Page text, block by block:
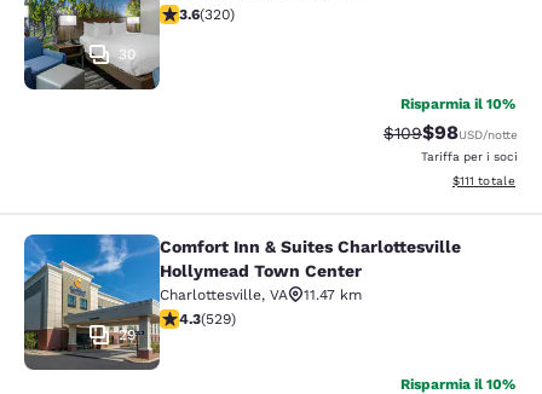
30
Valutazione di 3.59 stelle. Buono. 320 recensioni
3.6(320)
Risparmia il 10%
Tariffa di
$109Tariffa
$98USD/notte
Tariffa per i soci
Visualizza i
$111 totale
Comfort Inn & Suites
29
Comfort Inn & Suites Charlottesville
Hollymead Town Center
Charlottesville, VA
11.47 km
Valutazione di 4.35 stelle. Ottimo. 529 recensioni
4.3(529)
Risparmia il 10%